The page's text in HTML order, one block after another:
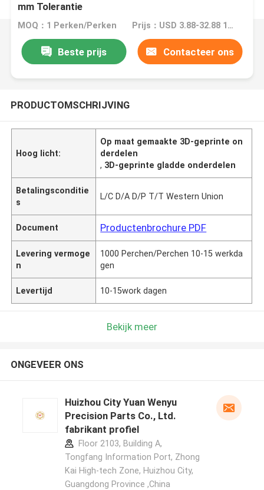
mm Tolerantie
MOQ：1 Perken/Perken Prijs：USD 3.88-32.88 1 Perch/Perches
Beste prijs Contacteer ons
PRODUCTOMSCHRIJVING
Hoog licht:
Op maat gemaakte 3D-geprinte on
derdelen
, 3D-geprinte gladde onderdelen
Betalingsconditie
s
L/C D/A D/P T/T Western Union
Document Productenbrochure PDF
Levering vermoge
n
1000 Perchen/Perchen 10-15 werkda
gen
Levertijd 10-15work dagen
Bekijk meer
ONGEVEER ONS
Huizhou City Yuan Wenyu
Precision Parts Co., Ltd.
fabrikant profiel
Floor 2103, Building A,
Tongfang Information Port, Zhong
Kai High-tech Zone, Huizhou City,
Guangdong Province ,China